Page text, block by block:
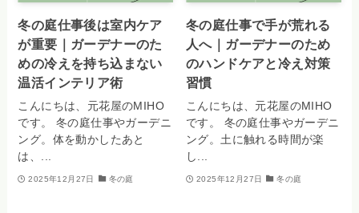
冬の庭仕事後は室内ケア
が重要｜ガーデナーのた
めの冷えを持ち込まない
温活インテリア術
こんにちは、元花屋のMIHO
です。 冬の庭仕事やガーデニ
ング。体を動かしたあと
は、...
2025年12月27日 冬の庭
冬の庭仕事で手が荒れる
人へ｜ガーデナーのため
のハンドケアと冷え対策
習慣
こんにちは、元花屋のMIHO
です。 冬の庭仕事やガーデニ
ング。土に触れる時間が楽
し...
2025年12月27日 冬の庭